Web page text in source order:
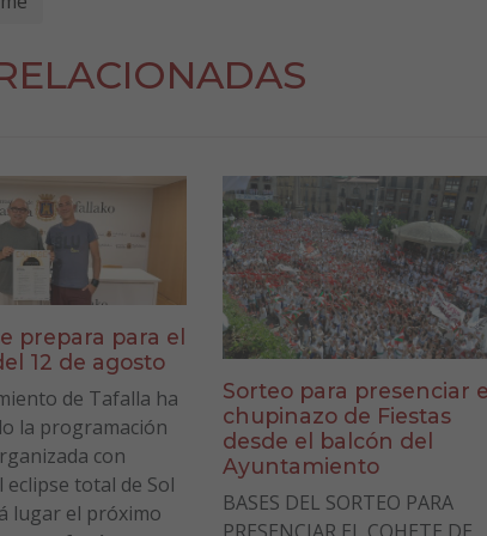
prepara para el
12 de agosto
de Tafalla ha
la programación
con
eclipse total de Sol
lugar el próximo
Sorteo para presenciar
chupinazo de Fiestas
desde el balcón del
Ayuntamiento
BASES DEL SORTEO PARA